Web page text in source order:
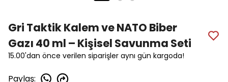
Gri Taktik Kalem ve NATO Biber
Gazı 40 ml – Kişisel Savunma Seti
15.00'dan önce verilen siparişler aynı gün kargoda!
Paylaş: